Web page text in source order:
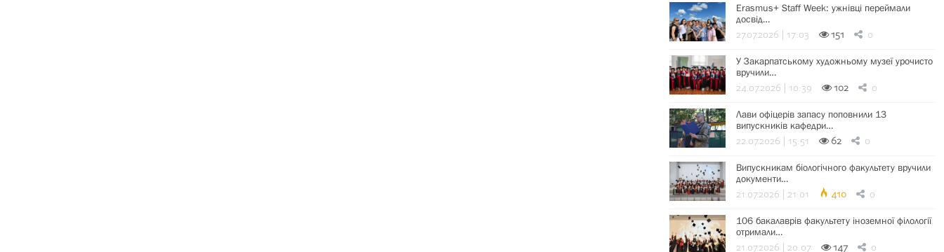
Erasmus+ Staff Week: ужнівці переймали
досвід…
27.07.2026 | 17:03 151 0
У Закарпатському художньому музеї урочисто
вручили…
24.07.2026 | 10:39 102 0
Лави офіцерів запасу поповнили 13
випускників кафедри…
22.07.2026 | 15:51 62 0
Випускникам біологічного факультету вручили
документи…
21.07.2026 | 21:01 410 0
106 бакалаврів факультету іноземної філології
отримали…
21.07.2026 | 20:07 147 0